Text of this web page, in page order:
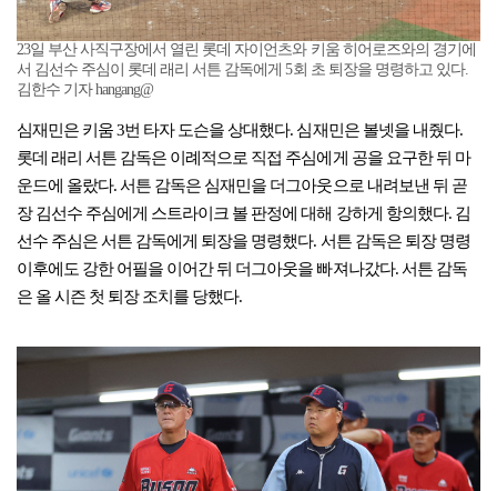
23일 부산 사직구장에서 열린 롯데 자이언츠와 키움 히어로즈와의 경기에
서 김선수 주심이 롯데 래리 서튼 감독에게 5회 초 퇴장을 명령하고 있다.
김한수 기자 hangang@
심재민은 키움 3번 타자 도슨을 상대했다. 심재민은 볼넷을 내줬다.
롯데 래리 서튼 감독은 이례적으로 직접 주심에게 공을 요구한 뒤 마
운드에 올랐다. 서튼 감독은 심재민을 더그아웃으로 내려보낸 뒤 곧
장 김선수 주심에게 스트라이크 볼 판정에 대해 강하게 항의했다. 김
선수 주심은 서튼 감독에게 퇴장을 명령했다. 서튼 감독은 퇴장 명령
이후에도 강한 어필을 이어간 뒤 더그아웃을 빠져나갔다. 서튼 감독
은 올 시즌 첫 퇴장 조치를 당했다.